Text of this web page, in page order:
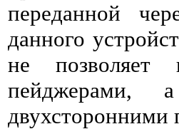
переданной
данного
не позволяет
пейджерами,
двухсторонними